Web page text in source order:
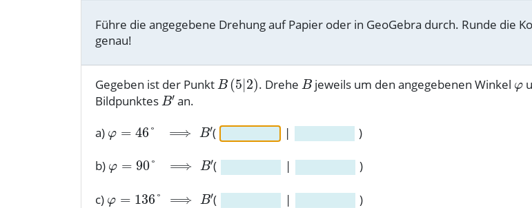
Führe die angegebene Drehung auf Papier oder in GeoGebra durch. Runde die
genau!
Gegeben ist der Punkt . Drehe jeweils um den angegebenen Winkel
Bildpunktes
an.
a)
( | )
b) ( | )
c) ( | )